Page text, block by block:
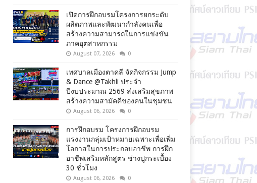
เปิดการฝึกอบรมโครงการยกระดับ
ผลิตภาพและพัฒนากำลังคนเพื่อ
สร้างความสามารถในการแข่งขัน
ภาคอุตสาหกรรม
August 07, 2026 0
เทศบาลเมืองตาคลี จัดกิจกรรม Jump
& Dance @Takhli ประจำ
ปีงบประมาณ 2569 ส่งเสริมสุขภาพ
สร้างความสามัคคีของคนในชุมชน
August 06, 2026 0
การฝึกอบรม โครงการฝึกอบรม
แรงงานกลุ่มเป้าหมายเฉพาะเพื่อเพิ่ม
โอกาสในการประกอบอาชีพ การฝึก
อาชีพเสริมหลักสูตร ช่างปูกระเบื้อง
30 ชั่วโมง
August 06, 2026 0